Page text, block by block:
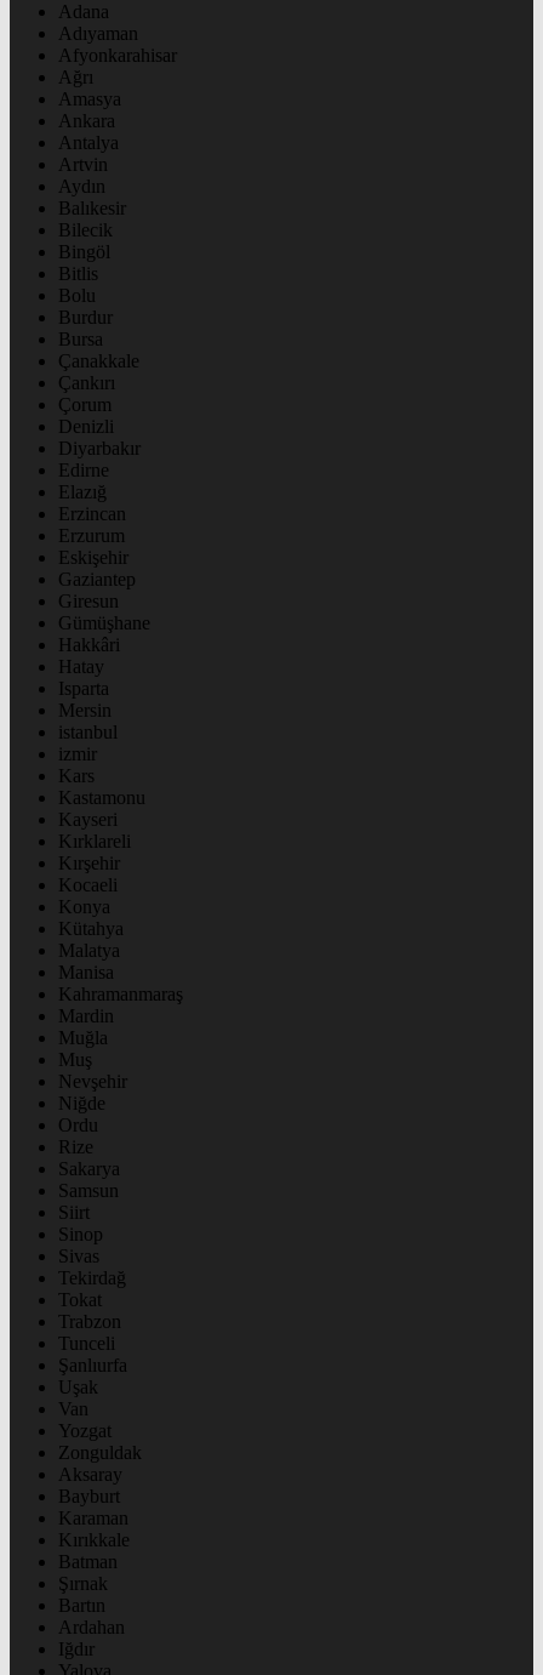
Adana
Adıyaman
Afyonkarahisar
Ağrı
Amasya
Ankara
Antalya
Artvin
Aydın
Balıkesir
Bilecik
Bingöl
Bitlis
Bolu
Burdur
Bursa
Çanakkale
Çankırı
Çorum
Denizli
Diyarbakır
Edirne
Elazığ
Erzincan
Erzurum
Eskişehir
Gaziantep
Giresun
Gümüşhane
Hakkâri
Hatay
Isparta
Mersin
istanbul
izmir
Kars
Kastamonu
Kayseri
Kırklareli
Kırşehir
Kocaeli
Konya
Kütahya
Malatya
Manisa
Kahramanmaraş
Mardin
Muğla
Muş
Nevşehir
Niğde
Ordu
Rize
Sakarya
Samsun
Siirt
Sinop
Sivas
Tekirdağ
Tokat
Trabzon
Tunceli
Şanlıurfa
Uşak
Van
Yozgat
Zonguldak
Aksaray
Bayburt
Karaman
Kırıkkale
Batman
Şırnak
Bartın
Ardahan
Iğdır
Yalova